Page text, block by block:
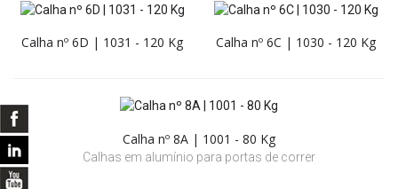
Calha nº 6D | 1031 - 120 Kg Calha nº 6C | 1030 - 120 Kg
Calha nº 8A | 1001 - 80 Kg
Calhas em alumínio para portas de correr